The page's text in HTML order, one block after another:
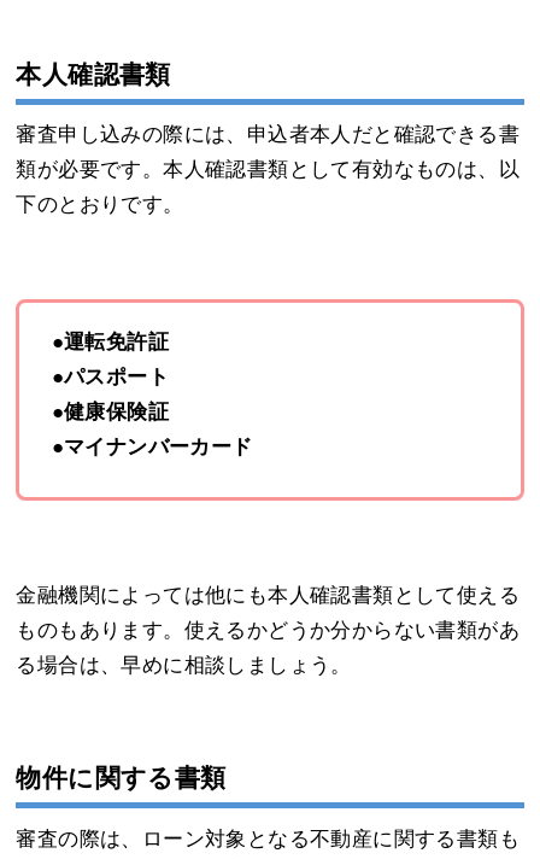
本人確認書類
審査申し込みの際には、申込者本人だと確認できる書
類が必要です。本人確認書類として有効なものは、以
下のとおりです。
●運転免許証
●パスポート
●健康保険証
●マイナンバーカード
金融機関によっては他にも本人確認書類として使える
ものもあります。使えるかどうか分からない書類があ
る場合は、早めに相談しましょう。
物件に関する書類
審査の際は、ローン対象となる不動産に関する書類も